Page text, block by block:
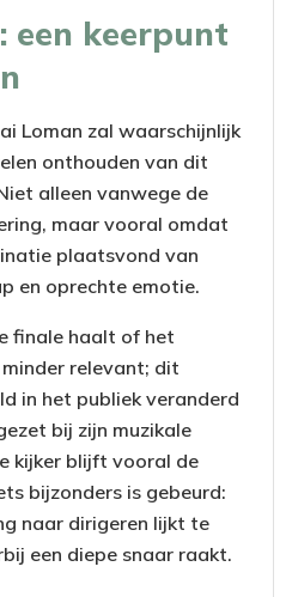
een keerpunt
Loman zal waarschijnlijk
onthouden van dit
alleen vanwege de
maar vooral omdat
plaatsvond van
en oprechte emotie.
finale haalt of het
relevant; dit
in het publiek veranderd
bij zijn muzikale
kijker blijft vooral de
bijzonders is gebeurd:
naar dirigeren lijkt te
een diepe snaar raakt.